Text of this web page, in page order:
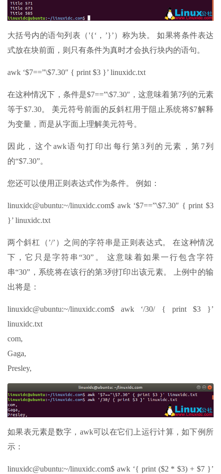
大括号内的语句列表（'{‘，’}’）称为块。 如果将条件表达
式放在块前面，则只有条件为真时才会执行块内的语句。
awk ‘$7==”\$7.30″ { print $3 }’ linuxidc.txt
在这种情况下，条件是$7==”\$7.30″，这意味着第7列的元素
等于$7.30。 美元符号前面的反斜杠用于阻止系统将$7解释
为变量，而是从字面上理解美元符号。
因此，这个awk语句打印出每行第3列的元素，第7列
的“$7.30”。
您还可以使用正则表达式作为条件。 例如：
linuxidc@ubuntu:~/linuxidc.com$ awk ‘$7==”\$7.30″ { print $3
}’ linuxidc.txt
两个斜杠（’/’）之间的字符串是正则表达式。 在这种情况
下，它只是字符串“30”。 这意味着如果一行包含字符
串“30”，系统将在该行的第3列打印出该元素。 上例中的输
出将是：
linuxidc@ubuntu:~/linuxidc.com$ awk ‘/30/ { print $3 }’
linuxidc.txt
com,
Gaga,
Presley,
如果表元素是数字，awk可以在它们上运行计算，如下例所
示：
linuxidc@ubuntu:~/linuxidc.com$ awk ‘{ print ($2 * $3) + $7 }’